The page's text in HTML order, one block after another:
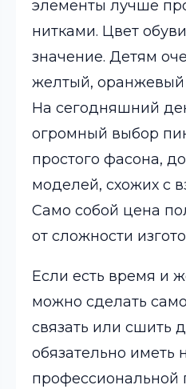
элементы лучше
нитками. Цвет
значение. Детям
желтый, оранжевый
На сегодняшний
огромный выбор
простого фасона,
моделей, схожих с
Само собой цена
от сложности
Если есть время и
можно сделать
связать или сшить
обязательно иметь
профессиональной